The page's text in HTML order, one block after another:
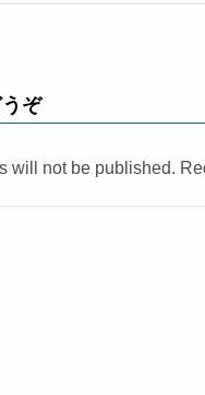
ぞ
will not be published.